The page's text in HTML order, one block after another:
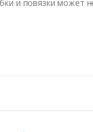
и повязки может